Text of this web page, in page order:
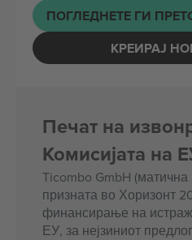
ПОГЛЕДНЕТЕ ГИ
КРЕИРАЈ
Печат на
Комисијата на
Ticombo GmbH (матична
призната во Хоризонт
финансирање на
ЕУ, за нејзиниот